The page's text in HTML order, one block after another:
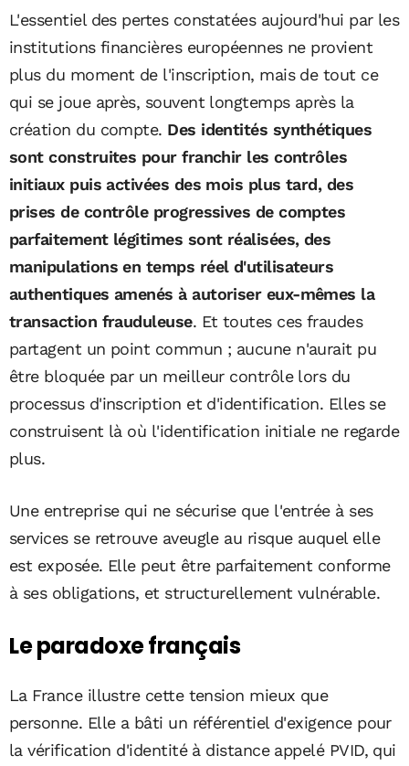
L'essentiel des pertes constatées aujourd'hui par les
institutions financières européennes ne provient
plus du moment de l'inscription, mais de tout ce
qui se joue après, souvent longtemps après la
création du compte. Des identités synthétiques
sont construites pour franchir les contrôles
initiaux puis activées des mois plus tard, des
prises de contrôle progressives de comptes
parfaitement légitimes sont réalisées, des
manipulations en temps réel d'utilisateurs
authentiques amenés à autoriser eux-mêmes la
transaction frauduleuse. Et toutes ces fraudes
partagent un point commun ; aucune n'aurait pu
être bloquée par un meilleur contrôle lors du
processus d'inscription et d'identification. Elles se
construisent là où l'identification initiale ne regarde
plus.
Une entreprise qui ne sécurise que l'entrée à ses
services se retrouve aveugle au risque auquel elle
est exposée. Elle peut être parfaitement conforme
à ses obligations, et structurellement vulnérable.
Le paradoxe français
La France illustre cette tension mieux que
personne. Elle a bâti un référentiel d'exigence pour
la vérification d'identité à distance appelé PVID, qui